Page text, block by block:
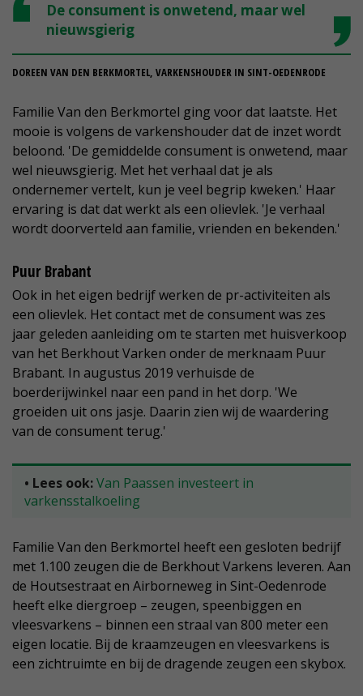
De consument is onwetend, maar wel
nieuwsgierig
DOREEN VAN DEN BERKMORTEL, VARKENSHOUDER IN SINT-OEDENRODE
Familie Van den Berkmortel ging voor dat laatste. Het
mooie is volgens de varkenshouder dat de inzet wordt
beloond. 'De gemiddelde consument is onwetend, maar
wel nieuwsgierig. Met het verhaal dat je als
ondernemer vertelt, kun je veel begrip kweken.' Haar
ervaring is dat dat werkt als een olievlek. 'Je verhaal
wordt doorverteld aan familie, vrienden en bekenden.'
Puur Brabant
Ook in het eigen bedrijf werken de pr-activiteiten als
een olievlek. Het contact met de consument was zes
jaar geleden aanleiding om te starten met huisverkoop
van het Berkhout Varken onder de merknaam Puur
Brabant. In augustus 2019 verhuisde de
boerderijwinkel naar een pand in het dorp. 'We
groeiden uit ons jasje. Daarin zien wij de waardering
van de consument terug.'
• Lees ook:Van Paassen investeert in
varkensstalkoeling
Familie Van den Berkmortel heeft een gesloten bedrijf
met 1.100 zeugen die de Berkhout Varkens leveren. Aan
de Houtsestraat en Airborneweg in Sint-Oedenrode
heeft elke diergroep – zeugen, speenbiggen en
vleesvarkens – binnen een straal van 800 meter een
eigen locatie. Bij de kraamzeugen en vleesvarkens is
een zichtruimte en bij de dragende zeugen een skybox.